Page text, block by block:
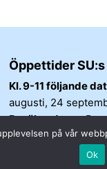
Öppettider
Kl. 9-11 följande
augusti, 24
Besöksadress:
på vår
Ok